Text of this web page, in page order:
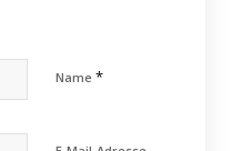
Name *